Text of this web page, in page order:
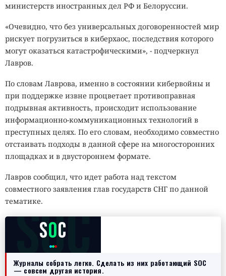
министерств иностранных дел РФ и Белоруссии.
«Очевидно, что без универсальных договоренностей мир
рискует погрузиться в киберхаос, последствия которого
могут оказаться катастрофическими», - подчеркнул
Лавров.
По словам Лаврова, именно в состоянии кибервойны и
при поддержке извне процветает противоправная
подрывная активность, происходит использование
информационно-коммуникационных технологий в
преступных целях. По его словам, необходимо совместно
отстаивать подходы в данной сфере на многосторонних
площадках и в двустороннем формате.
Лавров сообщил, что идет работа над текстом
совместного заявления глав государств СНГ по данной
тематике.
SOC
SOC
Журналы собрать легко. Сделать из них работающий SOC
— совсем другая история.